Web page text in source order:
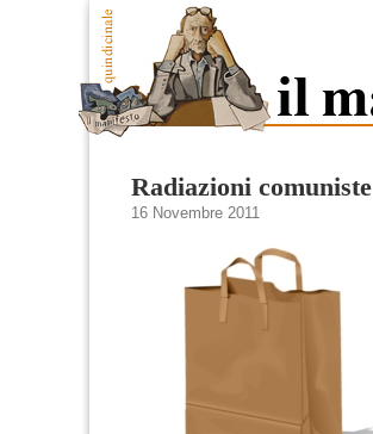
Radiazioni comuniste
16 Novembre 2011